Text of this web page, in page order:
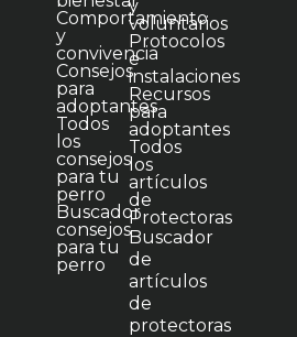
Comportamiento
y
convivencia
Consejos
para
adoptantes
Todos
los
consejos
para tu
perro
Buscador
consejos
para tu
perro
y
voluntarios
Protocolos
e
instalaciones
Recursos
para
adoptantes
Todos
los
artículos
de
Protectoras
Buscador
de
artículos
de
protectoras